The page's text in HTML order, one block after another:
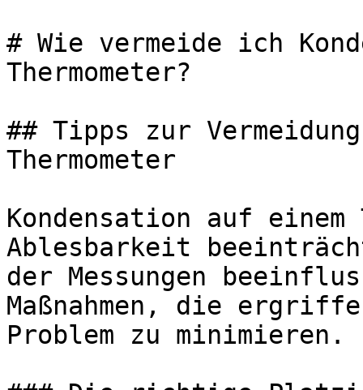
# Wie vermeide ich
Thermometer?
## Tipps zur
Thermometer
Kondensation auf einem
Ablesbarkeit
der Messungen
Maßnahmen, die
Problem zu minimieren.